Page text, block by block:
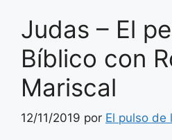
Judas – El
Bíblico con
Mariscal
12/11/2019 por El pulso de